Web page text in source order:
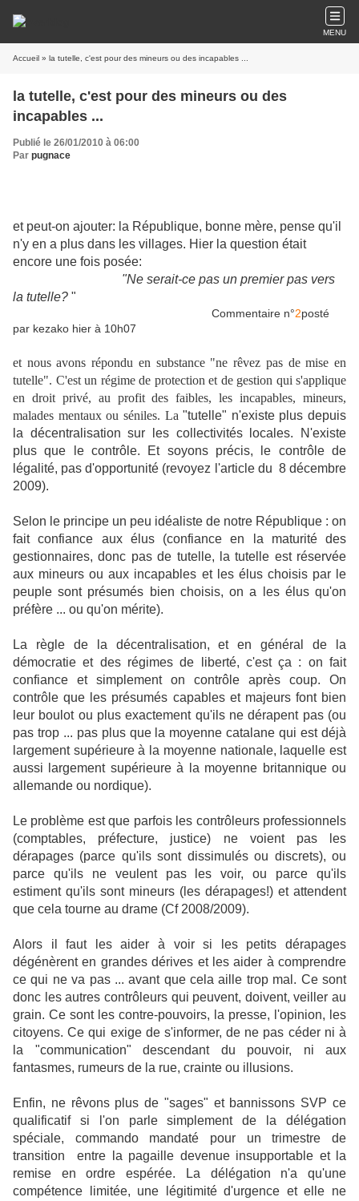
MENU
Accueil » la tutelle, c'est pour des mineurs ou des incapables ...
la tutelle, c'est pour des mineurs ou des
incapables ...
Publié le 26/01/2010 à 06:00
Par pugnace
et peut-on ajouter: la République, bonne mère, pense qu'il
n'y en a plus dans les villages. Hier la question était
encore une fois posée:
"Ne serait-ce pas un premier pas vers
la tutelle? "
Commentaire n°2posté
par kezako hier à 10h07
et nous avons répondu en substance "ne rêvez pas de mise en
tutelle". C'est un régime de protection et de gestion qui s'applique
en droit privé, au profit des faibles, les incapables, mineurs,
malades mentaux ou séniles. La"tutelle" n'existe plus depuis
la décentralisation sur les collectivités locales. N'existe
plus que le contrôle. Et soyons précis, le contrôle de
légalité, pas d'opportunité (revoyez l'article du 8 décembre
2009).
Selon le principe un peu idéaliste de notre République : on
fait confiance aux élus (confiance en la maturité des
gestionnaires, donc pas de tutelle, la tutelle est réservée
aux mineurs ou aux incapables et les élus choisis par le
peuple sont présumés bien choisis, on a les élus qu'on
préfère ... ou qu'on mérite).
La règle de la décentralisation, et en général de la
démocratie et des régimes de liberté, c'est ça : on fait
confiance et simplement on contrôle après coup. On
contrôle que les présumés capables et majeurs font bien
leur boulot ou plus exactement qu'ils ne dérapent pas (ou
pas trop ... pas plus que la moyenne catalane qui est déjà
largement supérieure à la moyenne nationale, laquelle est
aussi largement supérieure à la moyenne britannique ou
allemande ou nordique).
Le problème est que parfois les contrôleurs professionnels
(comptables, préfecture, justice) ne voient pas les
dérapages (parce qu'ils sont dissimulés ou discrets), ou
parce qu'ils ne veulent pas les voir, ou parce qu'ils
estiment qu'ils sont mineurs (les dérapages!) et attendent
que cela tourne au drame (Cf 2008/2009).
Alors il faut les aider à voir si les petits dérapages
dégénèrent en grandes dérives et les aider à comprendre
ce qui ne va pas ... avant que cela aille trop mal. Ce sont
donc les autres contrôleurs qui peuvent, doivent, veiller au
grain. Ce sont les contre-pouvoirs, la presse, l'opinion, les
citoyens. Ce qui exige de s'informer, de ne pas céder ni à
la "communication" descendant du pouvoir, ni aux
fantasmes, rumeurs de la rue, crainte ou illusions.
Enfin, ne rêvons plus de "sages" et bannissons SVP ce
qualificatif si l'on parle simplement de la délégation
spéciale, commando mandaté pour un trimestre de
transition entre la pagaille devenue insupportable et la
remise en ordre espérée. La délégation n'a qu'une
compétence limitée, une légitimité d'urgence et elle ne